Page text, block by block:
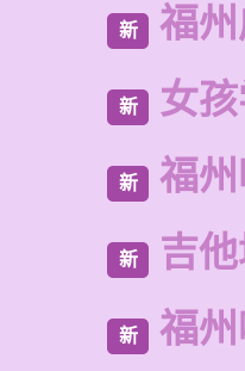
新 福
新 女
新 福
新 吉
新 福